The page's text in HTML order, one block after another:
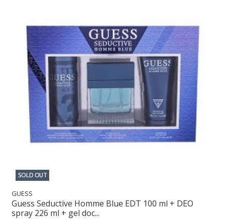
SOLD OUT
GUESS
Guess Seductive Homme Blue EDT 100 ml + DEO
spray 226 ml + gel doc...